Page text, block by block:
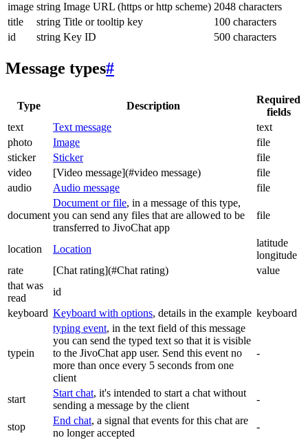
image string Image URL (https or http scheme) 2048 characters
title
string Title or tooltip key
100 characters
id
string Key ID 500 characters
Message types#
Type Description
Required
fields
text
Text message
text
photo
Image
file
sticker
Sticker
file
video
[Video message](#video message)
file
audio
Audio message file
document
Document or file, in a message of this type,
you can send any files that are allowed to be
transferred to JivoChat app
file
location Location
latitude
longitude
rate
[Chat rating](#Chat rating)
value
that was
read
id
keyboard Keyboard with options, details in the example keyboard
typein
typing event, in the text field of this message
you can send the typed text so that it is visible
to the JivoChat app user. Send this event no
more than once every 5 seconds from one
client
-
start
Start chat, it's intended to start a chat without
sending a message by the client
-
stop
End chat, a signal that events for this chat are
no longer accepted
-